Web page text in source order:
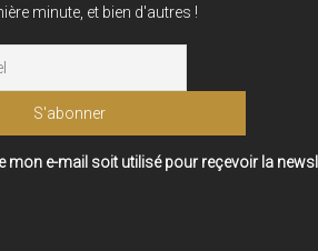
minute, et bien d'autres !
mon e-mail soit utilisé pour reçevoir la